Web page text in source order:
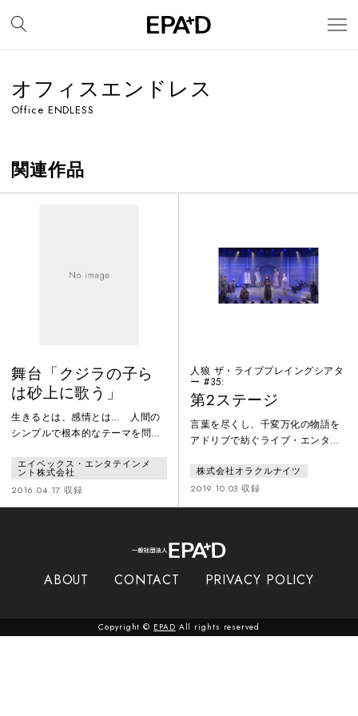
オフィスエンドレス
Office ENDLESS
関連作品
舞台「クジラの子ら
は砂上に歌う」
生きるとは、感情とは… 人間の
シンプルで根本的なテーマを問い
を覆い尽くす世界。砂の海に浮か
ぶ巨大な漂泊船”泥クジラ”で暮ら
す人々の多くは、感情を発動源と
れた”泥クジラ”で短い一生を終え
ャクロは、ある日漂着した廃墟船
エイベックス・エンタテインメ
ント株式会社
2016.04.17 収録
人狼 ザ・ライブプレイングシアタ
ー #35:
第2ステージ
言葉を尽くし、千変万化の物語を
アドリブで紡ぐライブ・エンター
グのみ。俳優はパーティーゲーム
「人狼」のルールを用いて、人間
vs 人狼の戦いを即興で繰り広げ
で、4つの種族が種の存亡をかけて
狼を、人間は処刑できるのか？繰
株式会社オラクルナイツ
2019.10.03 収録
ABOUT CONTACT PRIVACY POLICY
Copyright © EPAD All rights reserved